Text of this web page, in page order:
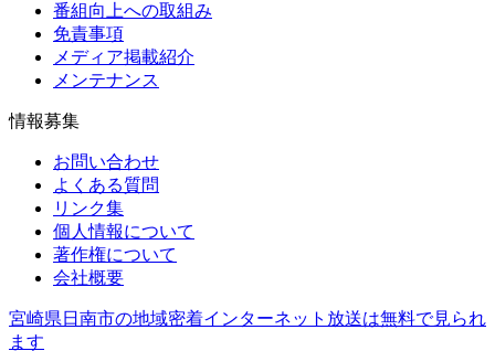
番組向上への取組み
免責事項
メディア掲載紹介
メンテナンス
情報募集
お問い合わせ
よくある質問
リンク集
個人情報について
著作権について
会社概要
宮崎県日南市の地域密着インターネット放送は無料で見られ
ます